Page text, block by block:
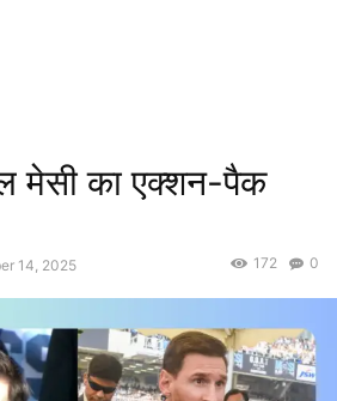
मेसी का एक्शन-पैक
14, 2025 0
172